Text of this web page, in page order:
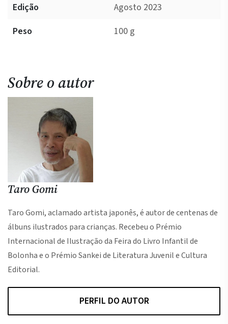
Edição
Agosto 2023
Peso
100 g
Sobre o autor
Taro Gomi
Taro Gomi, aclamado artista japonês, é autor de centenas de
álbuns ilustrados para crianças. Recebeu o Prémio
Internacional de Ilustração da Feira do Livro Infantil de
Bolonha e o Prémio Sankei de Literatura Juvenil e Cultura
Editorial.
PERFIL DO AUTOR